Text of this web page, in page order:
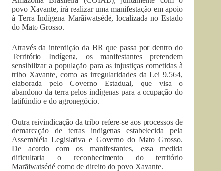
povo Xavante, irá realizar uma manifestação em apoio
à Terra Indígena Marãiwatsédé, localizada no Estado
do Mato Grosso.
Através da interdição da BR que passa por dentro do
Território Indígena, os manifestantes pretendem
sensibilizar a população para as injustiças cometidas à
tribo Xavante, como as irregularidades da Lei 9.564,
elaborada pelo Governo Estadual, que visa o
abandono da terra pelos indígenas para a ocupação do
latifúndio e do agronegócio.
Outra reivindicação da tribo refere-se aos processos de
demarcação de terras indígenas estabelecida pela
Assembléia Legislativa e Governo do Mato Grosso.
De acordo com os manifestantes, essa medida
dificultaria o reconhecimento do território
Marãiwatsédé como de direito do povo Xavante.